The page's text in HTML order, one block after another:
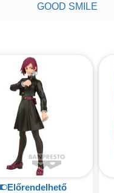
GOOD SMILE
Előrendelhető